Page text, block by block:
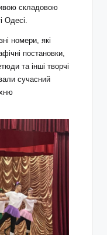
складовою
Одесі.
номери, які
постановки,
та інші творчі
сучасний